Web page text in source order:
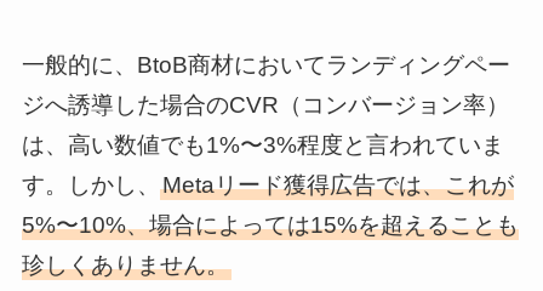
一般的に、BtoB商材においてランディングペー
ジへ誘導した場合のCVR（コンバージョン率）
は、高い数値でも1%〜3%程度と言われていま
す。しかし、 Metaリード獲得広告では、これが
5%〜10%、場合によっては15%を超えることも
珍しくありません。